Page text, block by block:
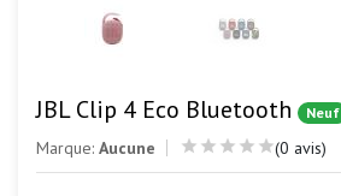
JBL Clip 4 Eco Bluetooth Neuf
Marque: Aucune (0 avis)